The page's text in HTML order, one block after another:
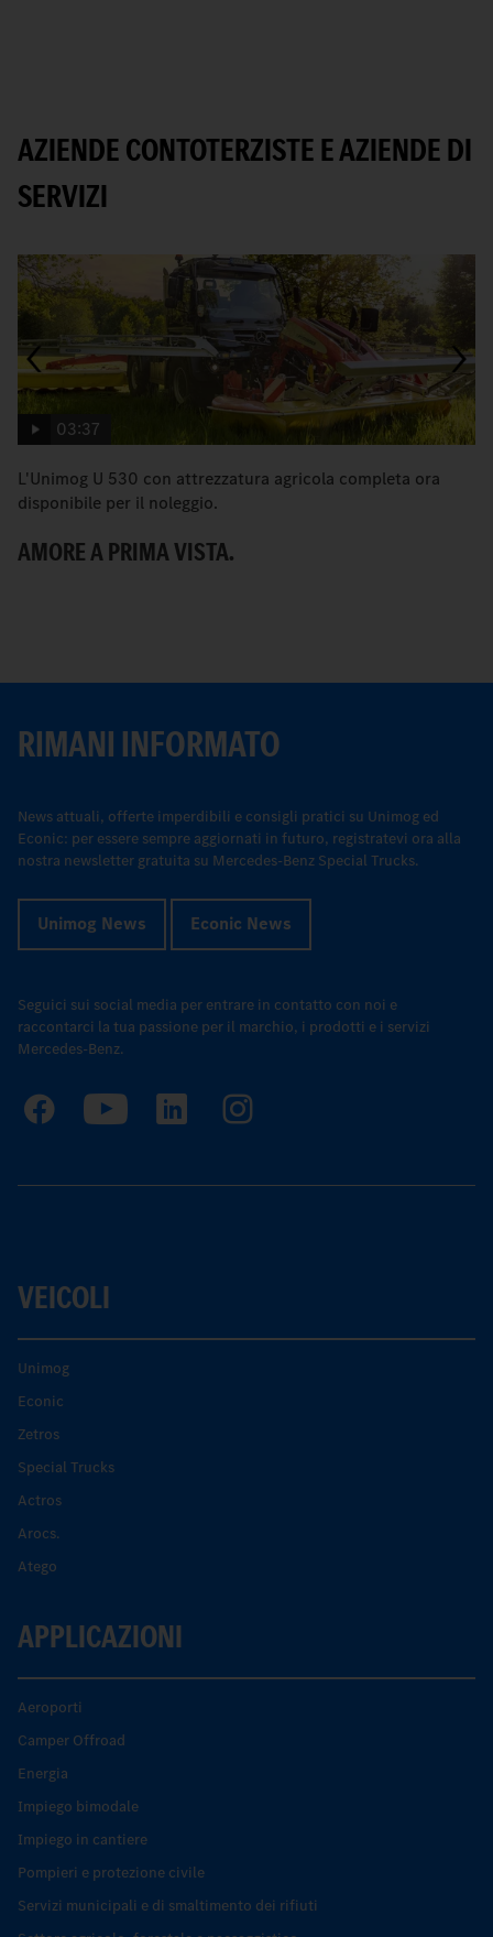
AZIENDE CONTOTERZISTE E AZIENDE DI
SERVIZI
03:37
L'Unimog U 530 con attrezzatura agricola completa ora
disponibile per il noleggio.
AMORE A PRIMA VISTA.
RIMANI INFORMATO
News attuali, offerte imperdibili e consigli pratici su Unimog ed
Econic: per essere sempre aggiornati in futuro, registratevi ora alla
nostra newsletter gratuita su Mercedes-Benz Special Trucks.
Unimog News Econic News
Seguici sui social media per entrare in contatto con noi e
raccontarci la tua passione per il marchio, i prodotti e i servizi
Mercedes-Benz.
VEICOLI
Unimog
Econic
Zetros
Special Trucks
Actros
Arocs.
Atego
APPLICAZIONI
Aeroporti
Camper Offroad
Energia
Impiego bimodale
Impiego in cantiere
Pompieri e protezione civile
Servizi municipali e di smaltimento dei rifiuti